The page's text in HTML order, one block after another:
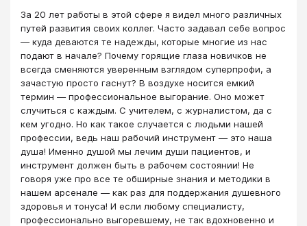
За 20 лет работы в этой сфере я видел много различных
путей развития своих коллег. Часто задавал себе вопрос
― куда деваются те надежды, которые многие из нас
подают в начале? Почему горящие глаза новичков не
всегда сменяются уверенным взглядом суперпрофи, а
зачастую просто гаснут? В воздухе носится емкий
термин ― профессиональное выгорание. Оно может
случиться с каждым. С учителем, с журналистом, да с
кем угодно. Но как такое случается с людьми нашей
профессии, ведь наш рабочий инструмент ― это наша
душа! Именно душой мы лечим души пациентов, и
инструмент должен быть в рабочем состоянии! Не
говоря уже про все те обширные знания и методики в
нашем арсенале ― как раз для поддержания душевного
здоровья и тонуса! И если любому специалисту,
профессионально выгоревшему, не так вдохновенно и